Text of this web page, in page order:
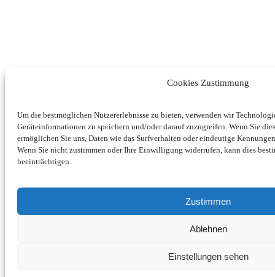
Cookies Zustimmung
Um die bestmöglichen Nutzererlebnisse zu bieten, verwenden wir
Geräteinformationen zu speichern und/oder darauf zuzugreifen. Wenn Sie
ermöglichen Sie uns, Daten wie das Surfverhalten oder eindeutige
Wenn Sie nicht zustimmen oder Ihre Einwilligung widerrufen, kann dies
beeinträchtigen.
Zustimmen
Ablehnen
Einstellungen sehen